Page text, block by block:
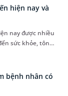
hiện nay và
nay được nhiều
sức khỏe, tôn
Tuy nhiên,
bệnh nhân có